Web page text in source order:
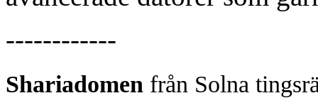
------------
Shariadomen från Solna